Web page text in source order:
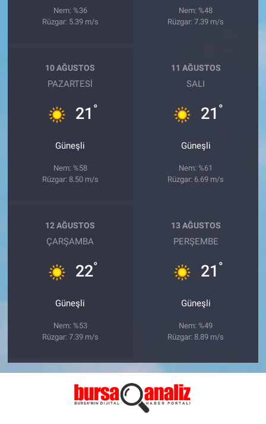
Nem: %36
Rüzgar: 5.39 m/s
Nem: %48
Rüzgar: 7.39 m/s
10 AĞUSTOS
PAZARTESI
21 °
Güneşli
Nem: %58
Rüzgar: 8.50 m/s
11 AĞUSTOS
SALI
21 °
Güneşli
Nem: %61
Rüzgar: 6.69 m/s
12 AĞUSTOS
ÇARŞAMBA
22°
Güneşli
Nem: %53
Rüzgar: 7.39 m/s
13 AĞUSTOS
PERŞEMBE
21 °
Güneşli
Nem: %49
Rüzgar: 8.89 m/s